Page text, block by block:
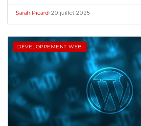
Sarah Picard•20 juillet 2025
DÉVELOPPEMENT WEB